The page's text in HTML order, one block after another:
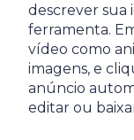
descrever sua
ferramenta.
vídeo como
imagens, e
anúncio
editar ou